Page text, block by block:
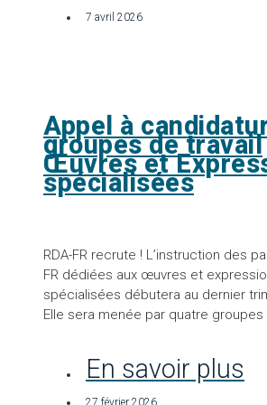
7 avril 2026
Appel à
groupes de travail
Œuvres et
spécialisées
RDA-FR recrute ! L’instruction des parties de RDA-
FR dédiées aux œuvres et
spécialisées débutera au dernier
Elle sera menée par quatre groupes
En savoir plus